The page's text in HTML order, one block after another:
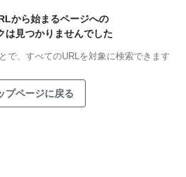
から始まるページへの
は見つかりませんでした
で、 すべてのURLを対象に検索できます
プページに戻る